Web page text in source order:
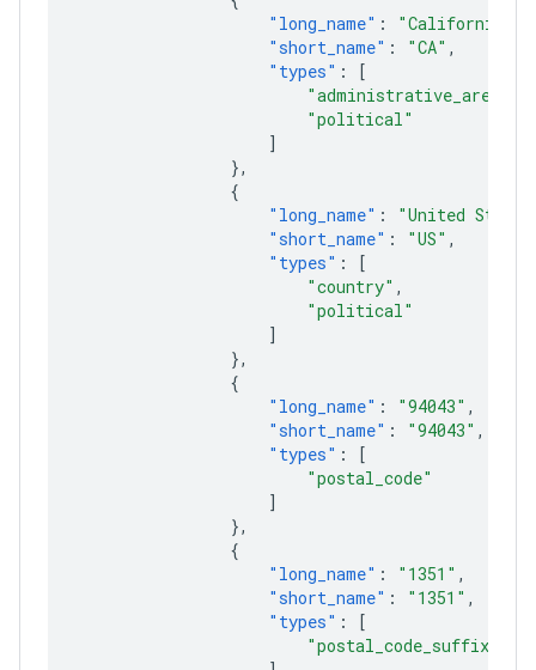
"long_name" : "California"
"short_name" : "CA" ,
"types" :
[
"political"
]
},
{
"long_name" :
"United
"short_name" : "US" ,
"types" :
[
"country" ,
"political"
]
},
{
"long_name" : "94043" ,
"short_name" : "94043" ,
"types" :
[
"postal_code"
]
},
{
"long_name" : "1351" ,
"short_name" : "1351" ,
"types" :
[
"postal_code_suffix"